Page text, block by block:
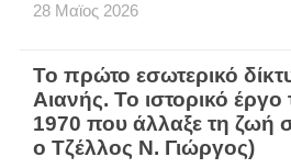
28 Μαϊος 2026
Το πρώτο εσωτερικό
Αιανής. Το ιστορικό
1970 που άλλαξε τη ζωή
ο Τζέλλος Ν. Γιώργος)